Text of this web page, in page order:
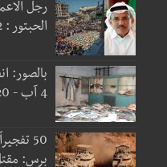
رجل
الحبتور : 112 شهيداً شُي...
بالصور:
4 آب - 2020 يكشف ك...
50
برس: